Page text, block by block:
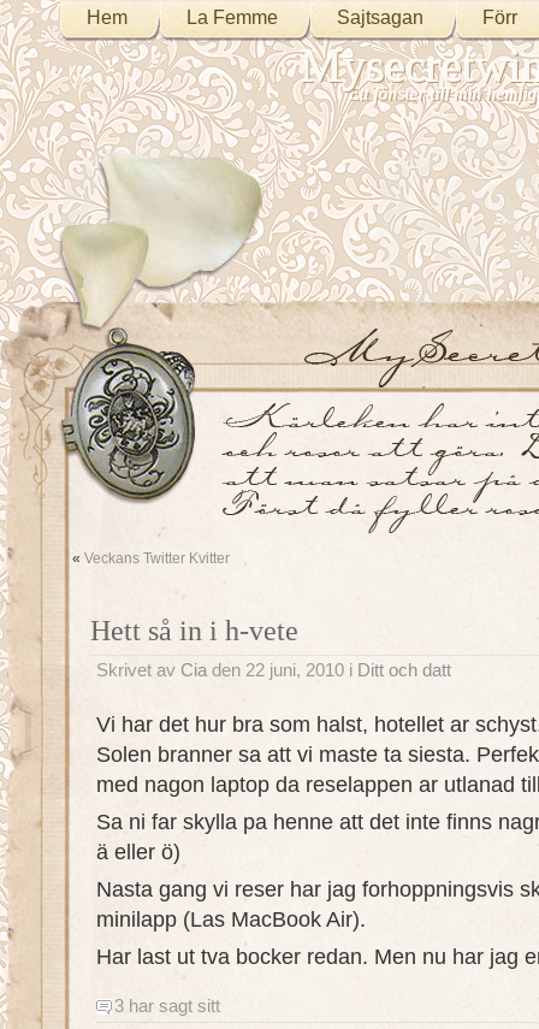
Hem La Femme Sajtsagan Förr
Ett fönster till min
« Veckans Twitter Kvitter
Hett så in i h-vete
Skrivet av Cia den 22 juni, 2010 i Ditt och datt
Vi har det hur bra som halst, hotellet ar
Solen branner sa att vi maste ta siesta.
med nagon laptop da reselappen ar utlanad
Sa ni far skylla pa henne att det inte finns
ä eller ö)
Nasta gang vi reser har jag forhoppningsvis
minilapp (Las MacBook Air).
Har last ut tva bocker redan. Men nu har jag
3 har sagt sitt